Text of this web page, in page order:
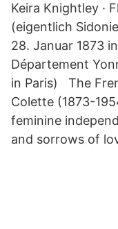
Keira Knightley ·
(eigentlich
28. Januar 1873
Département
in Paris) The
Colette (1873-
feminine
and sorrows of